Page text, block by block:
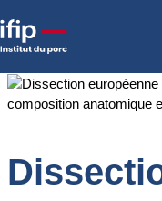
Accueil
de porc : variabilité de la